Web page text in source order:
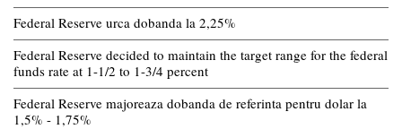
Federal Reserve urca dobanda la 2,25%
Federal Reserve decided to maintain the target range for the federal
funds rate at 1-1/2 to 1-3/4 percent
Federal Reserve majoreaza dobanda de referinta pentru dolar la
1,5% - 1,75%